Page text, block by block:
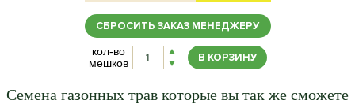
кв.м.
СБРОСИТЬ ЗАКАЗ МЕНЕДЖЕРУ
кол-во
мешков
В КОРЗИНУ
Семена газонных трав которые вы так же сможете